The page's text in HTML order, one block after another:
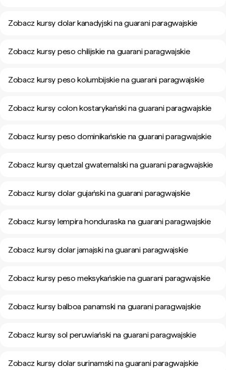
Zobacz kursy dolar kanadyjski na guarani paragwajskie
Zobacz kursy peso chilijskie na guarani paragwajskie
Zobacz kursy peso kolumbijskie na guarani paragwajskie
Zobacz kursy colon kostarykański na guarani paragwajskie
Zobacz kursy peso dominikańskie na guarani paragwajskie
Zobacz kursy quetzal gwatemalski na guarani paragwajskie
Zobacz kursy dolar gujański na guarani paragwajskie
Zobacz kursy lempira honduraska na guarani paragwajskie
Zobacz kursy dolar jamajski na guarani paragwajskie
Zobacz kursy peso meksykańskie na guarani paragwajskie
Zobacz kursy balboa panamski na guarani paragwajskie
Zobacz kursy sol peruwiański na guarani paragwajskie
Zobacz kursy dolar surinamski na guarani paragwajskie